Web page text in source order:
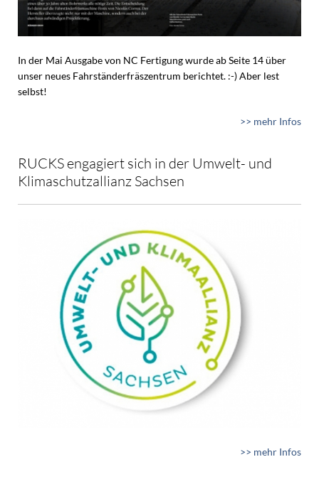
In der Mai Ausgabe von NC Fertigung wurde ab Seite 14 über
unser neues Fahrständerfräszentrum berichtet. :-) Aber lest
selbst!
>> mehr Infos
RUCKS engagiert sich in der Umwelt- und
Klimaschutzallianz Sachsen
>> mehr Infos